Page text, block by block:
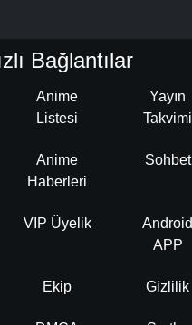
Bağlantılar
Anime
Listesi
Yayın
Takvimi
Anime
Haberleri
Sohbet
VIP Üyelik
Android
APP
Ekip Gizlilik